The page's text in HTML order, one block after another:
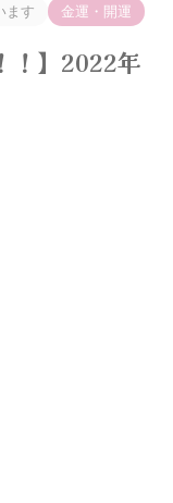
ます 金運・開運
！】2022年